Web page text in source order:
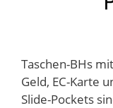
Taschen-BHs
Geld, EC-Karte
Slide-Pockets